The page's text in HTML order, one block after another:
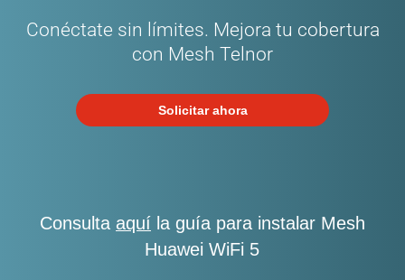
Conéctate sin límites. Mejora tu cobertura
con Mesh Telnor
Solicitar ahora
Consulta aquíla guía para instalar Mesh
Huawei WiFi 5